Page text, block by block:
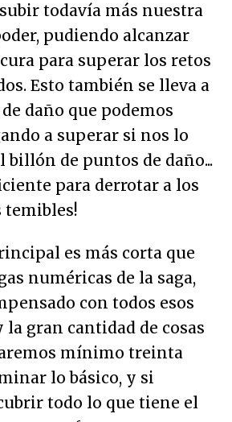
todavía más nuestra
pudiendo alcanzar
para superar los retos
Esto también se lleva a
daño que podemos
a superar si nos lo
billón de puntos de daño...
para derrotar a los
temibles!
es más corta que
numéricas de la saga,
con todos esos
gran cantidad de cosas
mínimo treinta
lo básico, y si
todo lo que tiene el